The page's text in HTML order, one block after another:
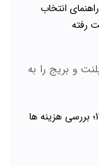
انتخاب
رفته
و بریج را به
تعرفه دندانپزشکی سال 1405؛ بررسی هزینه ها